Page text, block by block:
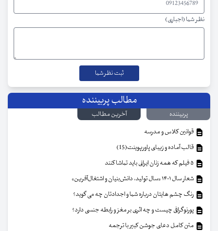
نظر شما (اجباری)
مطالب پربیننده
پربیننده
آخرین مطالب
قوانین کلاس و مدرسه
قالب آماده و زیبای پاورپوینت(15)
شعار سال ۱۴۰۱ «سال تولید، دانش‌بنیان و اشتغال‌آفرین»
رنگ چشم هایتان درباره شما و اجدادتان چه می گوید؟
پورنوگرافی چیست و چه اثری بر مغز و رابطه جنسی دارد؟
متن کامل دعای جوشن کبیر با ترجمه